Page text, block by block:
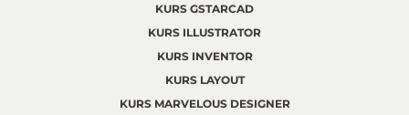
KURS GSTARCAD
KURS ILLUSTRATOR
KURS INVENTOR
KURS LAYOUT
KURS MARVELOUS DESIGNER